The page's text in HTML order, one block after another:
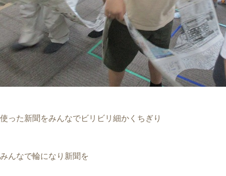
使った新聞をみんなでビリビリ細かくちぎり
みんなで輪になり新聞を